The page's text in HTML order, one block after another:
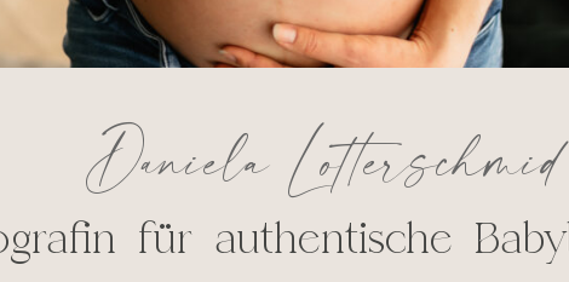
Daniela Lotterschmid
für authentische